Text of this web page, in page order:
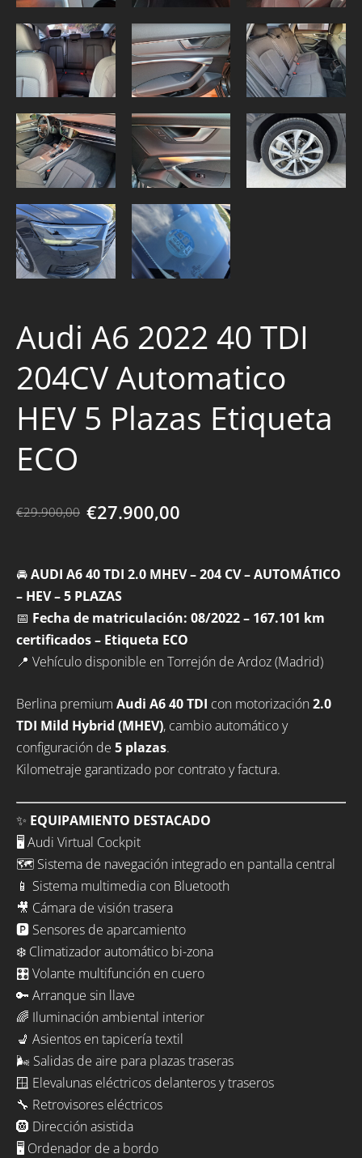
Audi A6 2022 40 TDI
204CV Automatico
HEV 5 Plazas Etiqueta
ECO
€29.900,00 €27.900,00
🚘AUDI A6 40 TDI 2.0 MHEV – 204 CV – AUTOMÁTICO
– HEV – 5 PLAZAS
📅 Fecha de matriculación: 08/2022 – 167.101 km
certificados – Etiqueta ECO
📍 Vehículo disponible en Torrejón de Ardoz (Madrid)
Berlina premium Audi A6 40 TDI con motorización 2.0
TDI Mild Hybrid (MHEV), cambio automático y
configuración de 5 plazas.
Kilometraje garantizado por contrato y factura.
✨ EQUIPAMIENTO DESTACADO
🖥️ Audi Virtual Cockpit
🗺️ Sistema de navegación integrado en pantalla central
📱 Sistema multimedia con Bluetooth
🎥 Cámara de visión trasera
🅿️ Sensores de aparcamiento
❄️ Climatizador automático bi-zona
🎛️ Volante multifunción en cuero
🔑 Arranque sin llave
🌈 Iluminación ambiental interior
💺 Asientos en tapicería textil
🌬️ Salidas de aire para plazas traseras
🪟 Elevalunas eléctricos delanteros y traseros
🔧 Retrovisores eléctricos
🛞 Dirección asistida
🖥️ Ordenador de a bordo